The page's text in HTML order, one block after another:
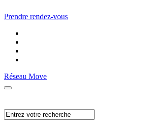
Prendre rendez-vous
Réseau Move